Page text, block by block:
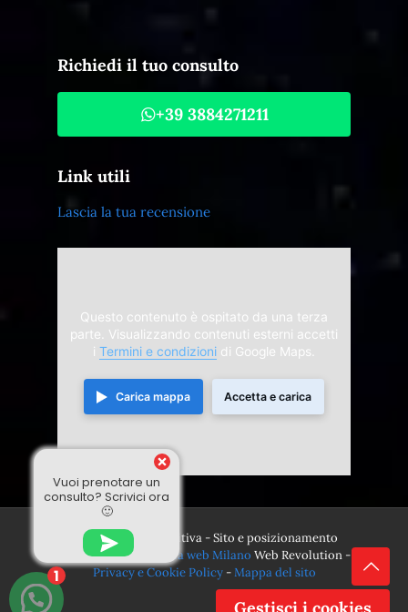
Richiedi il tuo consulto
+39 3884271211
Link utili
Lascia la tua recensione
Questo contenuto è ospitato da una terza
parte. Visualizzando contenuti esterni accetti
i Termini e condizioni di Google Maps.
Carica mappa Accetta e carica
© 2024 Divina Sensitiva - Sito e posizionamento
realizzato dall'
Agenzia web Milano Web Revolution -
Privacy e Cookie Policy-Mappa del sito
Vuoi prenotare un
consulto? Scrivici ora
🙂
1